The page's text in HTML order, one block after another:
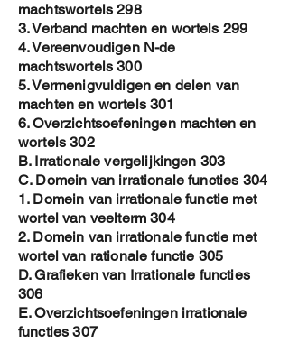
machtswortels 298
3. Verband machten en wortels 299
4. Vereenvoudigen N-de
machtswortels 300
5. Vermenigvuldigen en delen van
machten en wortels 301
6. Overzichtsoefeningen machten en
wortels 302
B. Irrationale vergelijkingen 303
C. Domein van irrationale functies 304
1. Domein van irrationale functie met
wortel van veelterm 304
2. Domein van irrationale functie met
wortel van rationale functie 305
D. Grafieken van Irrationale functies
306
E. Overzichtsoefeningen irrationale
functies 307